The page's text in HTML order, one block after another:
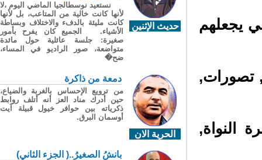
يجعلهم
تصورات,
النواة,
حديث الإثنين
نستعيد نوسطالجيا الماضي اليوم ،لا
لأنها كانت خالية من المتاعب، بل لأنها
كانت مليئة بالدفء والاختلاف وبساطة
الأشياء. الجميع كان يفرح بأمور
صغيرة: جلسة عائلية حول مائدة
متواضعة، صور الراديو في المساء،
ضح�
الحرية الان
دمعة من ذاكرة
من ترويع الإحساس بالغربة والضياع،
حين أدرك مناد العز أنه أتلف روابط
ذكرياته بين حوافر خيول قبيلة آيت
أوسمان البرق.
بانشُ الصغيرُ..( الجزء الثاني)